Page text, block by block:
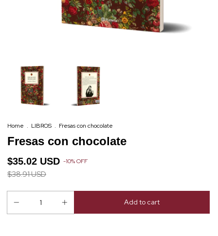
Home . LIBROS . Fresas con chocolate
Fresas con chocolate
$35.02 USD -10%OFF
$38.91 USD